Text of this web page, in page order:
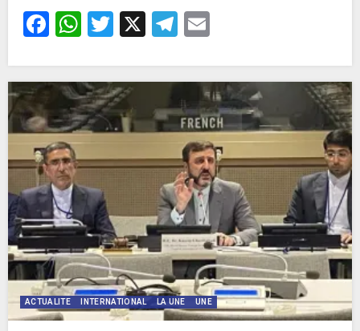
Facebook
WhatsApp
Twitter
X Telegram
ACTUALITE INTERNATIONAL LA UNE UNE